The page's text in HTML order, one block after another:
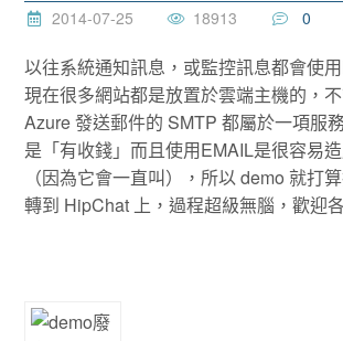
2014-07-25 18913 0
以往系統通知訊息，或監控訊息都會使
現在很多網站都是放置於雲端主機的，
Azure 發送郵件的 SMTP 都屬於一項服
是「有收錢」而且使用EMAIL是很容易
（因為它會一直叫），所以 demo 就打
轉到 HipChat 上，過程超級無腦，歡迎